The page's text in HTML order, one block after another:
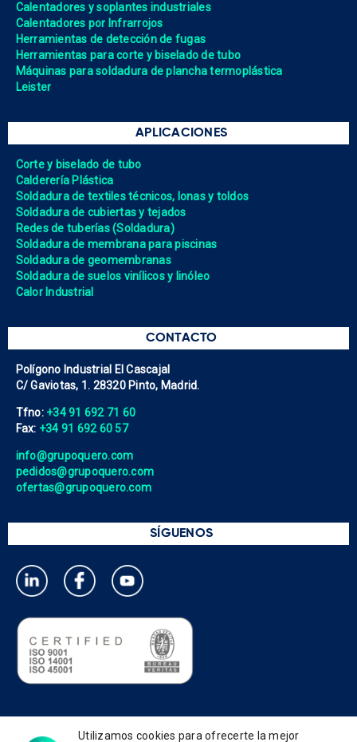
Calentadores y soplantes industriales
Calentadores por Infrarrojos
Herramientas de detección de fugas
Herramientas para corte y biselado de tubo
Máquinas para soldadura de plancha termoplástica
Leister
APLICACIONES
Corte y biselado de tubo
Calderería Plástica
Soldadura de textiles técnicos, lonas y toldos
Soldadura de cubiertas y tejados
Redes de tuberías (Soldadura)
Soldadura de membrana para piscinas
Soldadura de geomembranas
Soldadura de suelos vinílicos y linóleo
Calor Industrial
CONTACTO
Polígono Industrial El Cascajal
C/ Gaviotas, 1. 28320 Pinto, Madrid.
Tfno: +34 91 692 71 60
Fax: +34 91 692 60 57
info@grupoquero.com
pedidos@grupoquero.com
ofertas@grupoquero.com
SÍGUENOS
Política de privacidad
Utilizamos cookies para ofrecerte la mejor